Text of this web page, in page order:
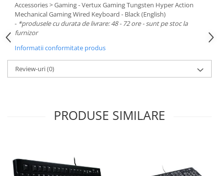
Hard Disc-uri
Carcase
Surse
Cooler
Retelistica & Supraveghere
Printing
Accessories > Gaming - Vertux Gaming Tungsten Hyper Action
Mechanical Gaming Wired Keyboard - Black (English)
- *produsele cu durata de livrare: 48 - 72 ore - sunt pe stoc la
furnizor
Informatii conformitate produs
Review-uri(0)
PRODUSE SIMILARE